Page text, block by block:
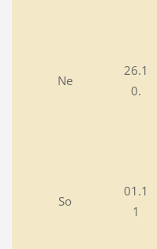
Ne
26.1
0.
So
01.1
1